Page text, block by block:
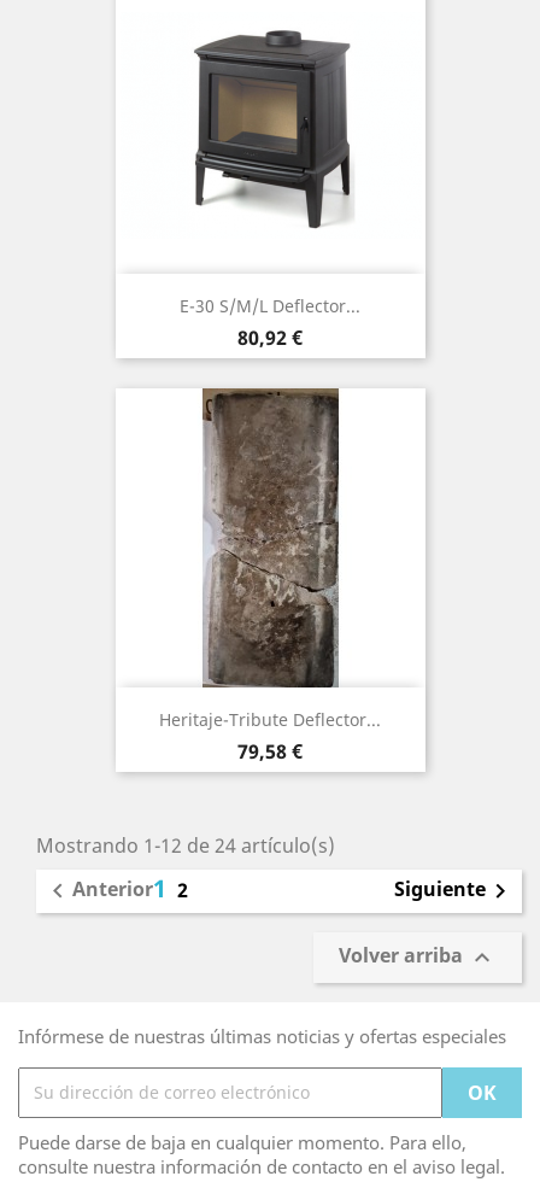
E-30 S/M/L Deflector...
Precio
80,92 €
Heritaje-Tribute Deflector...
Precio
79,58 €
Mostrando 1-12 de 24 artículo(s)
 Anterior1 2 Siguiente 
Volver arriba 
Infórmese de nuestras últimas noticias y ofertas especiales
Puede darse de baja en cualquier momento. Para ello,
consulte nuestra información de contacto en el aviso legal.